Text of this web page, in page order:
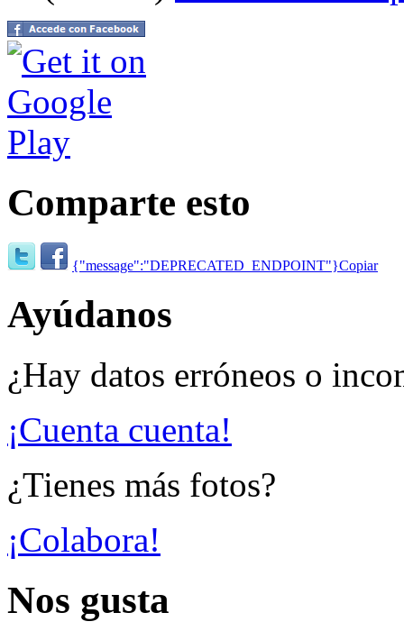
Comparte esto
{"message":"DEPRECATED_ENDPOINT"}Copiar
Ayúdanos
¿Hay datos erróneos o
¡Cuenta cuenta!
¿Tienes más fotos?
¡Colabora!
Nos gusta